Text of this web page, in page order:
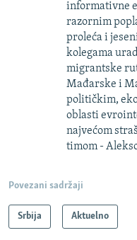
informativne
razornim
proleća i
kolegama
migrantske
Mađarske i
političkim,
oblasti
najvećom
timom -
Povezani sadržaji
Srbija Aktuelno